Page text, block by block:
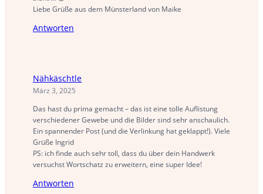
Liebe Grüße aus dem Münsterland von Maike
Antworten
Nähkäschtle
März 3, 2025
Das hast du prima gemacht – das ist eine tolle Auflistung
verschiedener Gewebe und die Bilder sind sehr anschaulich.
Ein spannender Post (und die Verlinkung hat geklappt!). Viele
Grüße Ingrid
PS: ich finde auch sehr toll, dass du über dein Handwerk
versuchst Wortschatz zu erweitern, eine super Idee!
Antworten